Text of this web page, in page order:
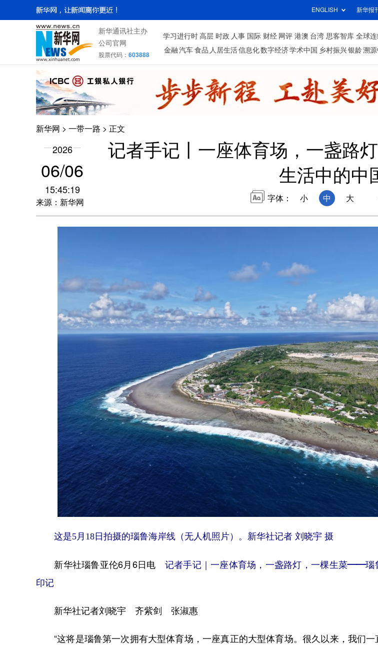
ENGLISH 新华报
新华通讯社主办
公司官网
股票代码： 603888
学习进行时 高层 时政 人事 国际 财经 网评 港澳 台湾 思客智库 全球连
金融 汽车 食品 人居生活信息化数字经济学术中国 乡村振兴银龄溯源
新华网 > 一带一路 > 正文
2026
06/06
15:45:19
来源：新华网
记者手记丨一座体育场，一盏路
生活中的中
字体： 小 中 大
这是5月18日拍摄的瑙鲁海岸线（无人机照片）。新华社记者 刘晓宇 摄
新华社瑙鲁亚伦6月6日电 记者手记｜一座体育场，一盏路灯，一棵生菜——瑙
印记
新华社记者刘晓宇 齐紫剑 张淑惠
“这将是瑙鲁第一次拥有大型体育场，一座真正的大型体育场。很久以来，我们一